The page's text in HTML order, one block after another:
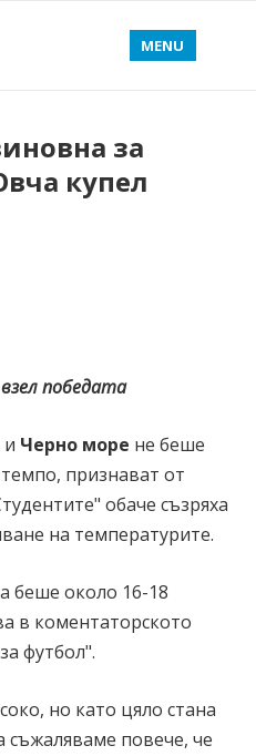
MENU
за
купел
победата
и Черно море не беше
признават от
обаче съзряха
на температурите.
беше около 16-18
в коментаторското
футбол".
но като цяло стана
повече, че